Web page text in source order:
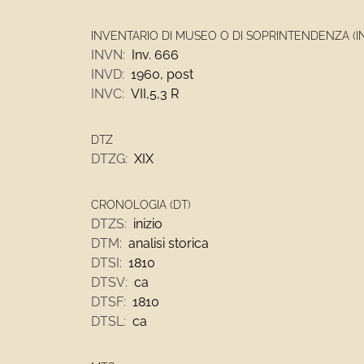
INVENTARIO DI MUSEO O DI SOPRINTENDENZA
INVN: Inv. 666
INVD: 1960, post
INVC: VII,5,3 R
DTZ
DTZG: XIX
CRONOLOGIA (DT)
DTZS: inizio
DTM: analisi storica
DTSI: 1810
DTSV: ca
DTSF: 1810
DTSL: ca